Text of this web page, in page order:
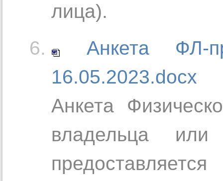
лица).
Анкета ФЛ-
16.05.2023.docx
Анкета
владельца или